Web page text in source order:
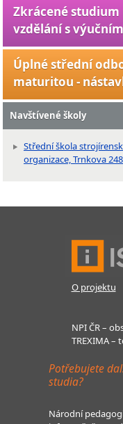
Zkrácené
vzdělání s
Úplné střední
maturitou -
Navštívené školy
Střední škola
organizace, Trnkova
O projektu
NPI ČR –
TREXIMA –
Potřebujete
studia?
Národní